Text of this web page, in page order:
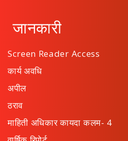
जानकारी
Screen Reader Access
कार्य अवधि
अपील
ठराव
माहिती अधिकार कायदा कलम- 4